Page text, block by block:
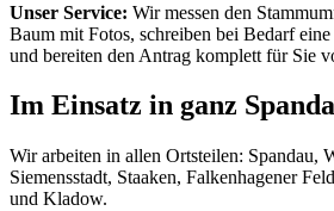
Unser Service: Wir messen den
Baum mit Fotos, schreiben bei Bedarf
und bereiten den Antrag komplett für Sie
Im Einsatz in ganz
Wir arbeiten in allen Ortsteilen: Spandau,
Siemensstadt, Staaken, Falkenhagener
und Kladow.